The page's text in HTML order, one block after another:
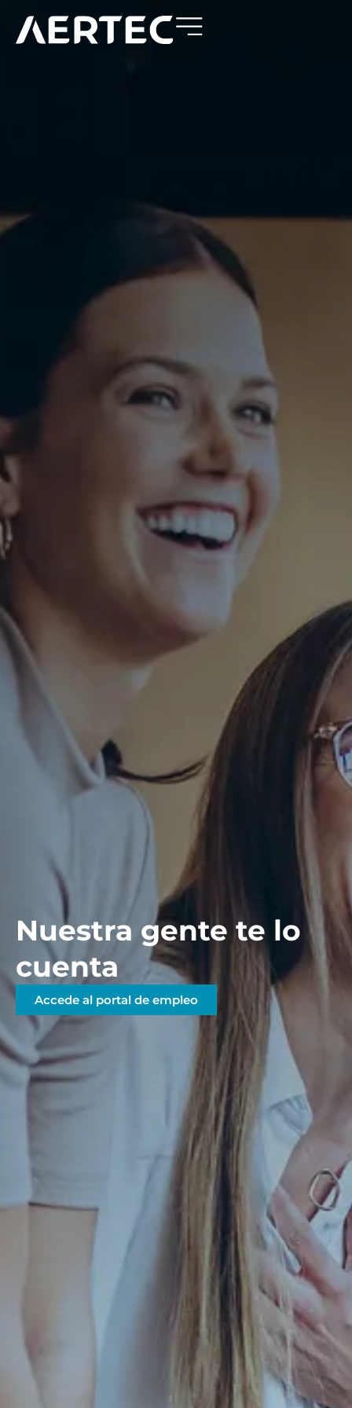
Nuestra gente te lo
cuenta
Accede al portal de empleo